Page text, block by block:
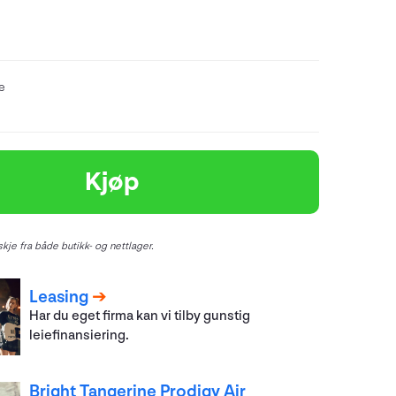
Kjøp
fra både butikk- og nettlager.
Leasing
Har du eget firma kan vi tilby gunstig
leiefinansiering.
Bright Tangerine Prodigy Air